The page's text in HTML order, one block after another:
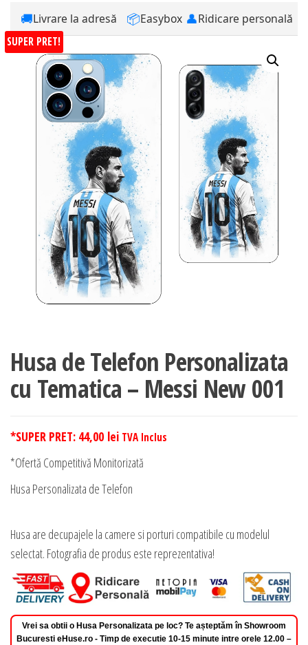
🚚Livrare la adresă 📦Easybox 👤Ridicare personală
SUPER PRET!
Husa de Telefon Personalizata
cu Tematica – Messi New 001
*SUPER PRET: 44,00 lei TVA Inclus
*Ofertă Competitivă Monitorizată
Husa Personalizata de Telefon
Husa are decupajele la camere si porturi compatibile cu modelul
selectat. Fotografia de produs este reprezentativa!
Vrei sa obtii o Husa Personalizata pe loc? Te așteptăm în Showroom
Bucuresti eHuse.ro - Timp de executie 10-15 minute intre orele 12.00 –